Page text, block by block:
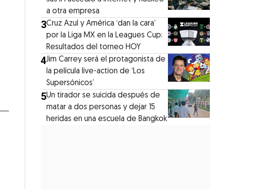
a otra empresa
3Cruz Azul y América ‘dan la cara’
por la Liga MX en la Leagues Cup:
Resultados del torneo HOY
4Jim Carrey será el protagonista de
la película live-action de ‘Los
Supersónicos’
5Un tirador se suicida después de
matar a dos personas y dejar 15
heridas en una escuela de Bangkok